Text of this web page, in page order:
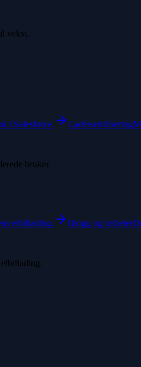
vekst.
i Salesforce. Ladersertifisering
bruker.
elbillading. Blogg og nyheter